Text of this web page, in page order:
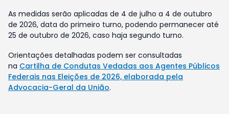
As medidas serão aplicadas de 4 de julho a 4 de outubro
de 2026, data do primeiro turno, podendo permanecer até
25 de outubro de 2026, caso haja segundo turno.
Orientações detalhadas podem ser consultadas
na Cartilha de Condutas Vedadas aos Agentes Públicos
Federais nas Eleições de 2026, elaborada pela
Advocacia-Geral da União.